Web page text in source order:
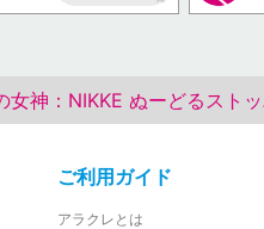
女神：NIKKE ぬーどるスト
ご利用ガイド
アラクレとは